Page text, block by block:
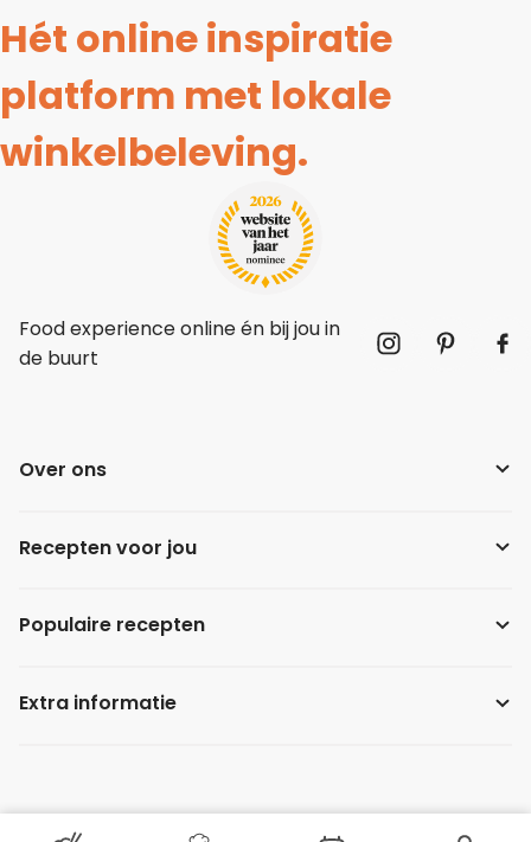
Hét online inspiratie
platform met lokale
winkelbeleving.
Food experience online én bij jou in
de buurt
Over ons
Recepten voor jou
Populaire recepten
Extra informatie